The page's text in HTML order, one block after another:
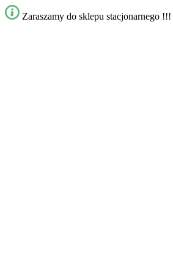
Zaraszamy do sklepu stacjonarnego !!!